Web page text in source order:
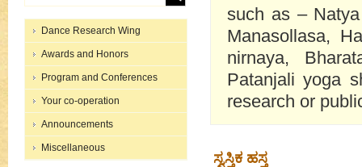
Dance Research Wing
Awards and Honors
Program and Conferences
Your co-operation
Announcements
Miscellaneous
such as –
Manasollasa,
nirnaya,
Patanjali yoga
research or
ಸ್ವಸ್ತಿಕ ಹಸ್ತ